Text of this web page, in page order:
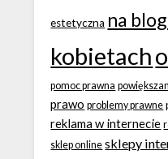
estetyczna na
kobietach
pomoc prawna
prawo problemy prawne
reklama w internecie
sklep online sklepy